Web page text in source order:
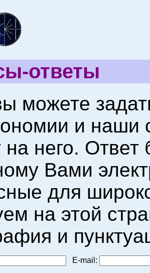
ответы
можете
и наши
на него. Ответ
Вами
для
на этой
и
E-mail: